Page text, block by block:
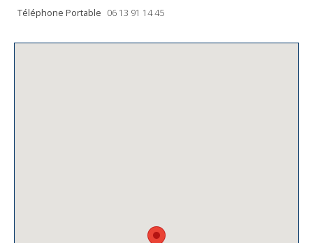
Téléphone Portable 06 13 91 14 45